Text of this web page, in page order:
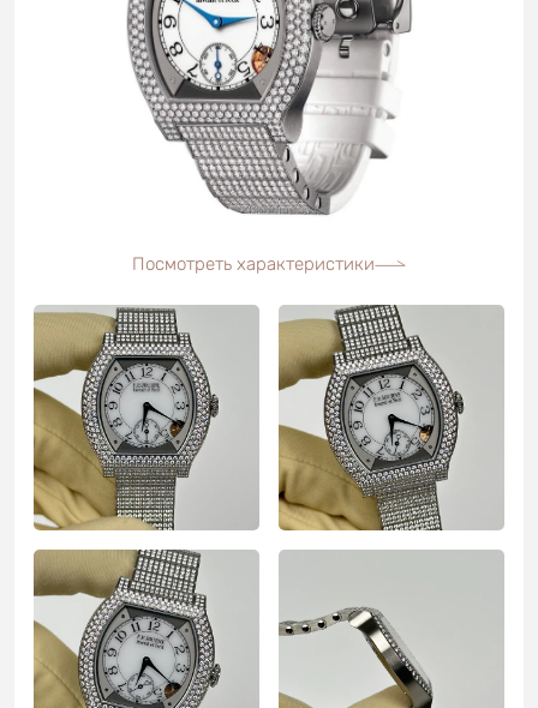
Посмотреть характеристики